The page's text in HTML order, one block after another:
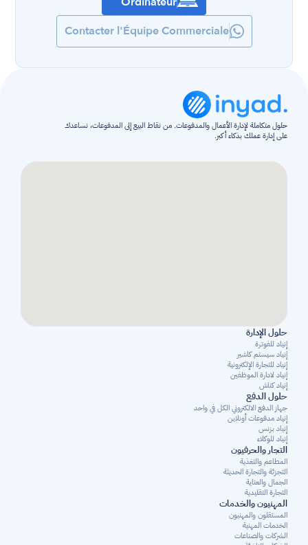
Contacter l'Équipe Commerciale
على إدارة عملك بذكاء أكبر.
حلول الإدارة
إنياد للفوترة
إنياد سيستم كاشير
إنياد للتجارة الإلكترونية
إنياد لادارة الموظفين
إنياد كناش
حلول الدفع
جهاز الدفع الالكتروني الكل في واحد
إنياد مدفوعات أونلاين
إنياد بزنس
إنياد للوكلاء
التجار والحرفيون
المطاعم والتغذية
التجزئة والتجارة الحديثة
الجمال والعناية
التجارة التقليدية
المهنيون والخدمات
المستقلون والمهنيون
الخدمات المهنية
الشركات والصناعات